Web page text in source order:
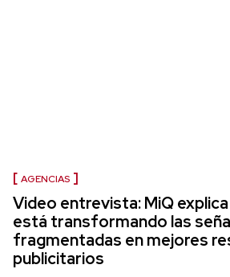
AGENCIAS
Video entrevista: MiQ
está transformando las
fragmentadas en mejores
publicitarios